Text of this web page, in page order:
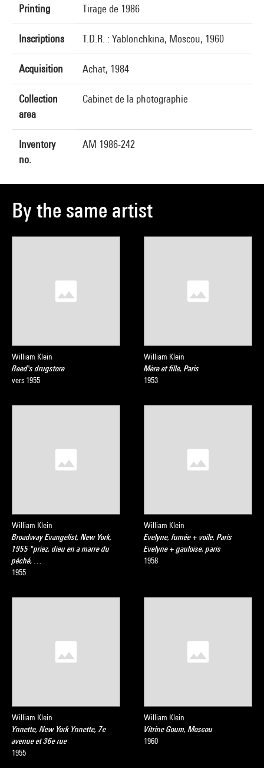
Printing Tirage de 1986
Inscriptions T.D.R. : Yablonchkina, Moscou, 1960
Acquisition Achat, 1984
Collection
area
Cabinet de la photographie
Inventory
no.
AM 1986-242
By the same artist
William Klein
Reed's drugstore
vers 1955
William Klein
Mère et fille, Paris
1953
William Klein
Broadway Evangelist, New York,
1955 "priez, dieu en a marre du
péché, …
1955
William Klein
Evelyne, fumée + voile, Paris
Evelyne + gauloise, paris
1958
William Klein
Ynnette, New York Ynnette, 7e
avenue et 36e rue
1955
William Klein
Vitrine Goum, Moscou
1960